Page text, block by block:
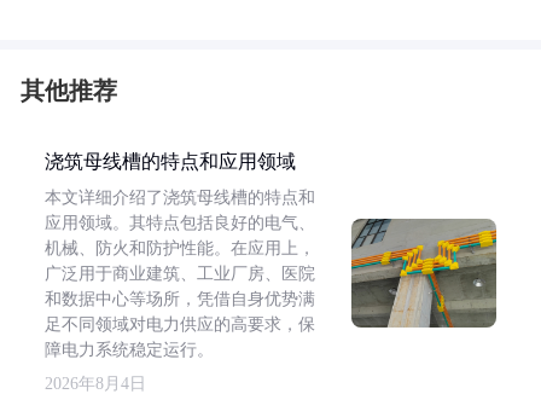
其他推荐
浇筑母线槽的特点和应用领域
本文详细介绍了浇筑母线槽的特点和
应用领域。其特点包括良好的电气、
机械、防火和防护性能。在应用上，
广泛用于商业建筑、工业厂房、医院
和数据中心等场所，凭借自身优势满
足不同领域对电力供应的高要求，保
障电力系统稳定运行。
2026年8月4日